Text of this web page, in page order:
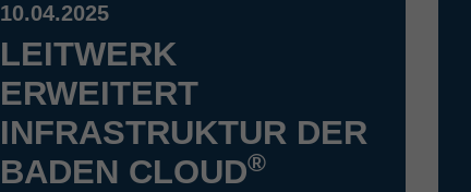
10.04.2025
LEITWERK
ERWEITERT
INFRASTRUKTUR DER
BADEN CLOUD®